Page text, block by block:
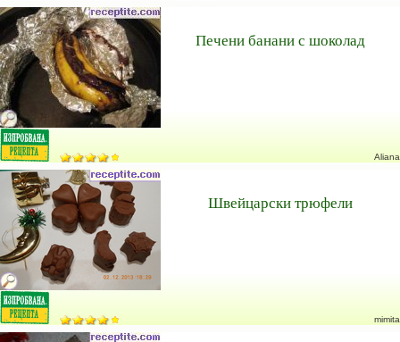
Печени банани с шоколад
Aliana
Швейцарски трюфели
mimita